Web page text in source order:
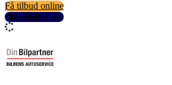
Få tilbud online
Se detaljer